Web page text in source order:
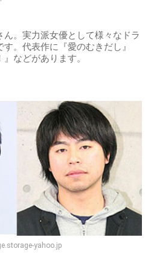
。実力派女優として様々なドラ
。代表作に『愛のむきだし』
などがあります。
yahoo.jp